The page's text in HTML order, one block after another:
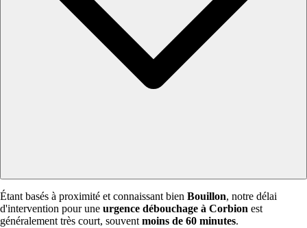
Étant basés à proximité et connaissant bien Bouillon, notre délai
d'intervention pour une urgence débouchage à Corbion est
généralement très court, souvent moins de 60 minutes.